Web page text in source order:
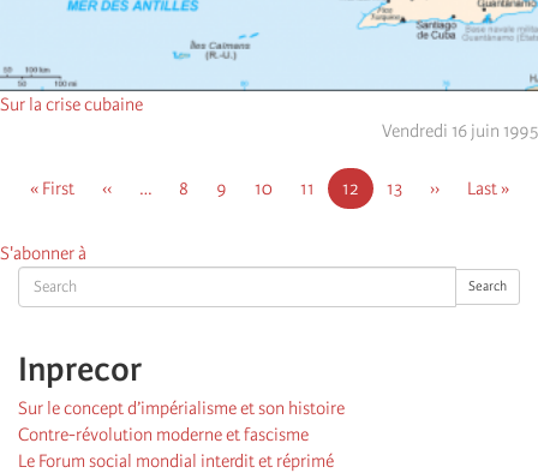
Search Search
Inprecor
Sur le concept d’impérialisme et son histoire
Contre-révolution moderne et fascisme
Le Forum social mondial interdit et réprimé
Sur la crise cubaine
Vendredi 16 juin 1995
First
« First
Page
‹‹ … Page
8 Page
9 Page
10 Page
11
Page
courante
12 Page
13
Page
››
Dernière
Last »
S'abonner à